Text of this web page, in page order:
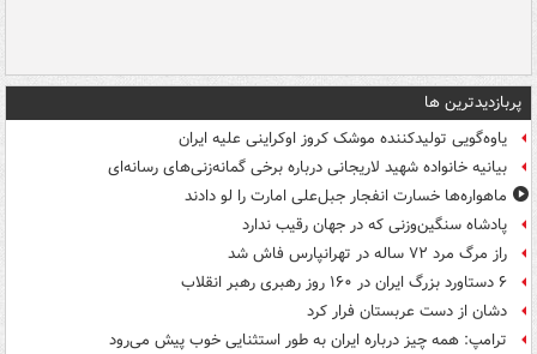
پربازدیدترین ها
یاوه‌گویی تولیدکننده موشک کروز اوکراینی علیه ایران
بیانیه خانواده شهید لاریجانی درباره برخی گمانه‌زنی‌های رسانه‌ای
ماهواره‌ها خسارت انفجار جبل‌علی امارت را لو دادند
پادشاه سنگین‌وزنی که در جهان رقیب ندارد
راز مرگ مرد ۷۲ ساله در تهرانپارس فاش شد
۶ دستاورد بزرگ ایران در ۱۶۰ روز رهبری رهبر انقلاب
دشان از دست عربستان فرار کرد
ترامپ: همه چیز درباره ایران به طور استثنایی خوب پیش می‌رود